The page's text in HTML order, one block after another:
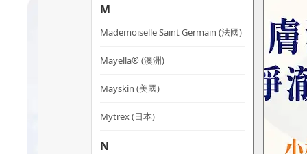
M
Mademoiselle Saint Germain (法國)
Mayella® (澳洲)
Mayskin (美國)
Mytrex (日本)
N